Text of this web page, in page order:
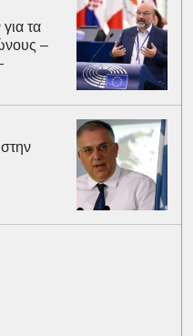
τα
–